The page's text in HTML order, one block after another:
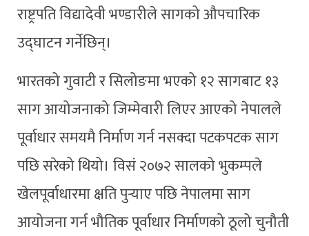
राष्ट्रपति विद्यादेवी भण्डारीले सागको औपचारिक
उद्घाटन गर्नेछिन्।
भारतको गुवाटी र सिलोङमा भएको १२ सागबाट १३
साग आयोजनाको जिम्मेवारी लिएर आएको नेपालले
पूर्वाधार समयमै निर्माण गर्न नसक्दा पटकपटक साग
पछि सरेको थियो। विसं २०७२ सालको भुकम्पले
खेलपूर्वाधारमा क्षति पुर्‍याए पछि नेपालमा साग
आयोजना गर्न भौतिक पूर्वाधार निर्माणको ठूलो चुनौती